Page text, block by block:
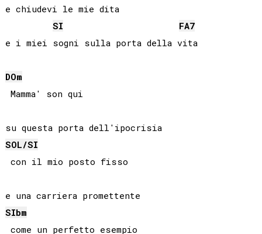
e chiudevi le mie dita
SI
FA7
e i miei sogni sulla porta della vita
DOm
Mamma' son qui
su questa porta dell'ipocrisia
SOL/SI
con il mio posto fisso
SIbm
come un perfetto esempio